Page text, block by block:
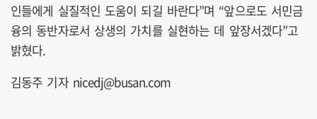
인들에게 실질적인 도움이 되길 바란다”며 “앞으로도 서민금
융의 동반자로서 상생의 가치를 실현하는 데 앞장서겠다”고
밝혔다.
김동주 기자 nicedj@busan.com